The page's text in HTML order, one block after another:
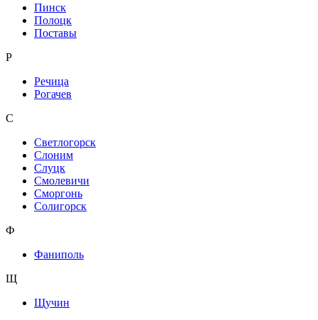
Пинск
Полоцк
Поставы
Р
Речица
Рогачев
С
Светлогорск
Слоним
Слуцк
Смолевичи
Сморгонь
Солигорск
Ф
Фаниполь
Щ
Щучин